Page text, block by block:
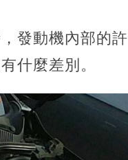
發動機內部的許
什麼差別。